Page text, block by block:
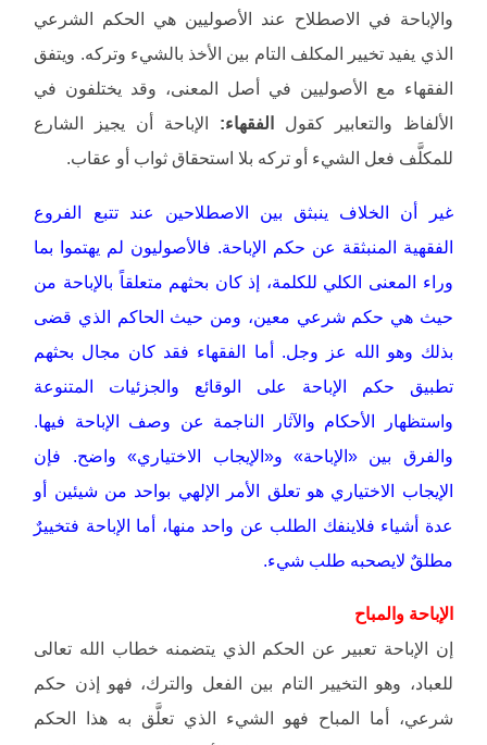
والإباحة في الاصطلاح عند الأصوليين هي الحكم الشرعي
الذي يفيد تخيير المكلف التام بين الأخذ بالشيء وتركه. ويتفق
الفقهاء مع الأصوليين في أصل المعنى، وقد يختلفون في
الألفاظ والتعابير كقول الفقهاء: الإباحة أن يجيز الشارع
للمكلَّف فعل الشيء أو تركه بلا استحقاق ثواب أو عقاب.
غير أن الخلاف ينبثق بين الاصطلاحين عند تتبع الفروع
الفقهية المنبثقة عن حكم الإباحة. فالأصوليون لم يهتموا بما
وراء المعنى الكلي للكلمة، إذ كان بحثهم متعلقاً بالإباحة من
حيث هي حكم شرعي معين، ومن حيث الحاكم الذي قضى
بذلك وهو الله عز وجل. أما الفقهاء فقد كان مجال بحثهم
تطبيق حكم الإباحة على الوقائع والجزئيات المتنوعة
واستظهار الأحكام والآثار الناجمة عن وصف الإباحة فيها.
والفرق بين «الإباحة» و«الإيجاب الاختياري» واضح. فإن
الإيجاب الاختياري هو تعلق الأمر الإلهي بواحد من شيئين أو
عدة أشياء فلاينفك الطلب عن واحد منها، أما الإباحة فتخييرٌ
مطلقٌ لايصحبه طلب شيء.
الإباحة والمباح
إن الإباحة تعبير عن الحكم الذي يتضمنه خطاب الله تعالى
للعباد، وهو التخيير التام بين الفعل والترك، فهو إذن حكم
شرعي، أما المباح فهو الشيء الذي تعلَّق به هذا الحكم